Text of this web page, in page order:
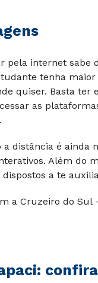
internet sabe
tenha
quiser. Basta ter
as
distância é ainda
Além do
a te
a Cruzeiro do Sul
: